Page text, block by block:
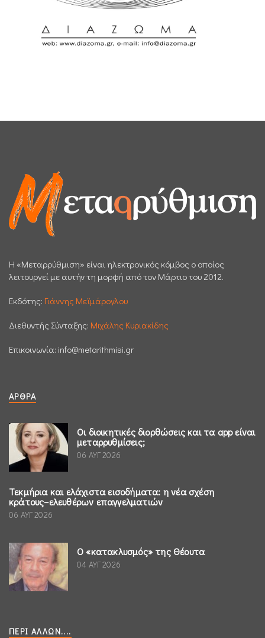
H «Μεταρρύθμιση» είναι ηλεκτρονικός κόμβος ο οποίος
λειτουργεί με αυτήν τη μορφή από τον Μάρτιο του 2012.
Εκδότης: Γιάννης Μεϊμάρογλου
Διεθυντής Σύνταξης: Μιχάλης Κυριακίδης
Επικοινωνία: info@metarithmisi.gr
ΆΡΘΡΑ
Οι διοικητικές διορθώσεις και τα app είναι
μεταρρυθμίσεις;
06 ΑΥΓ 2026
Τεκμήρια και ελάχιστα εισοδήματα: η νέα σχέση
κράτους–ελευθέρων επαγγελματιών
06 ΑΥΓ 2026
Ο «κατακλυσμός» της Θέουτα
04 ΑΥΓ 2026
ΠΕΡΊ ΆΛΛΩΝ....